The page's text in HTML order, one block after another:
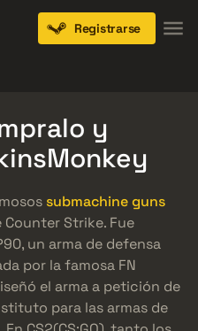
Registrarse
y
submachine guns
Strike. Fue
un arma de defensa
por la famosa FN
el arma a petición de
para las armas de